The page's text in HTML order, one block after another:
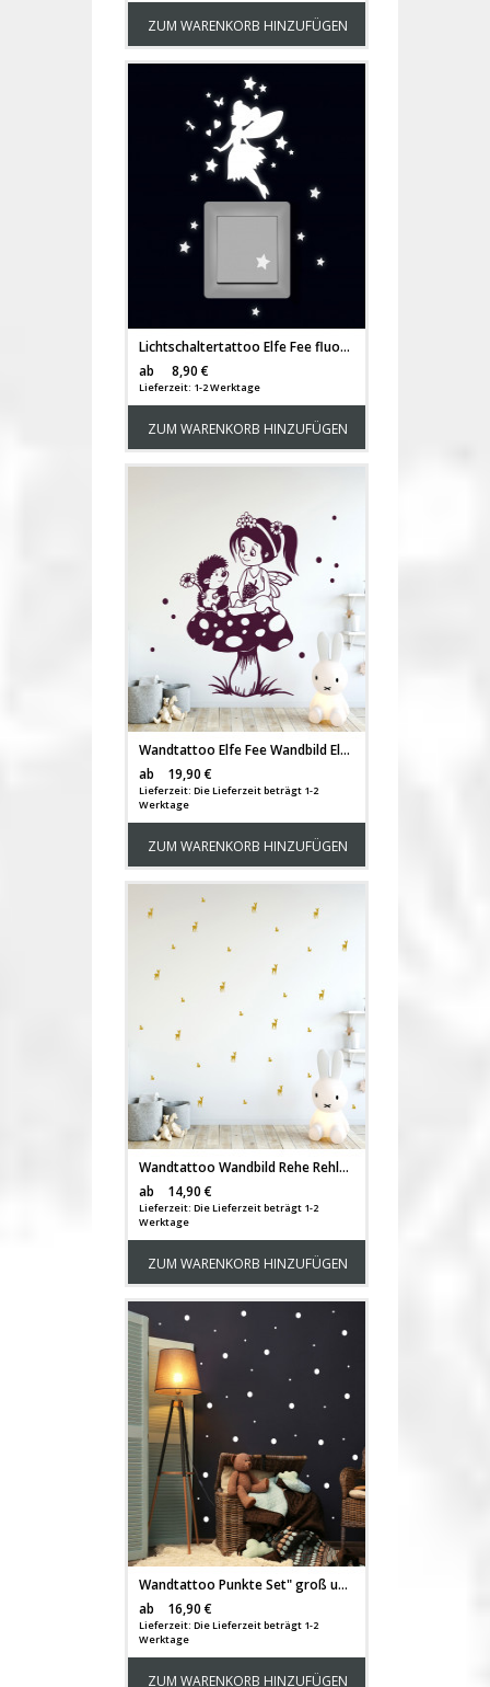
ZUM WARENKORB HINZUFÜGEN
Lichtschaltertattoo Elfe Fee fluoreszierend Leuchtsticker mit Elfe Fee Sterne & Herzen M2214
ab
8,90 €
Lieferzeit: 1-2 Werktage
ZUM WARENKORB HINZUFÜGEN
Wandtattoo Elfe Fee Wandbild Elfe auf Fliegenpilz mit Igel Erdbeere & Punkte M2219
ab
19,90 €
Lieferzeit: Die Lieferzeit beträgt 1-2
Werktage
ZUM WARENKORB HINZUFÜGEN
Wandtattoo Wandbild Rehe Rehlein im Set Rehmotiv gemischt 76 Stück M2220
ab
14,90 €
Lieferzeit: Die Lieferzeit beträgt 1-2
Werktage
ZUM WARENKORB HINZUFÜGEN
Wandtattoo Punkte Set" groß und klein Aufkleber Wanddeko Wandgestaltung insg. 137 Stück M2246"
ab
16,90 €
Lieferzeit: Die Lieferzeit beträgt 1-2
Werktage
ZUM WARENKORB HINZUFÜGEN